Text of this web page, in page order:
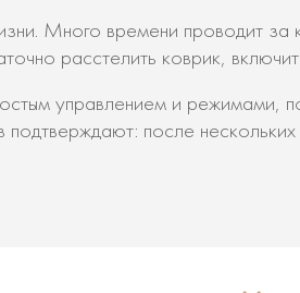
Много времени проводит
расстелить коврик,
управлением и режимами,
после